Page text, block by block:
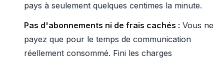
pays à seulement quelques centimes la minute.
Pas d'abonnements ni de frais cachés : Vous ne
payez que pour le temps de communication
réellement consommé. Fini les charges